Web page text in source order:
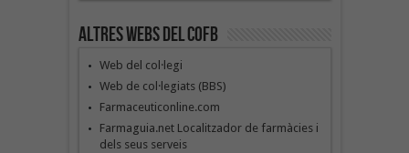
Altres webs del COFB
Web del col·legi
Web de col·legiats (BBS)
Farmaceuticonline.com
Farmaguia.net Localitzador de farmàcies i
dels seus serveis